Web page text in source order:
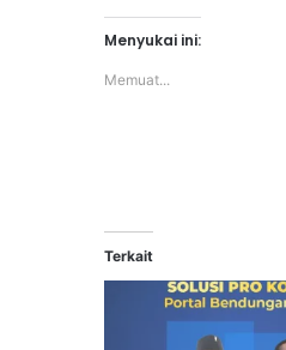
Menyukai ini:
Memuat...
Terkait